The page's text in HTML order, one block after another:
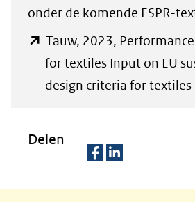
website)
onder de komende ESPR-
Tauw, 2023,
for textiles Input on EU
design criteria for textiles
Delen